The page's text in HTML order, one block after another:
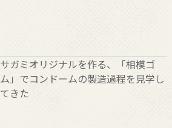
サガミオリジナルを作る、「相模ゴ
ム」でコンドームの製造過程を見学し
てきた